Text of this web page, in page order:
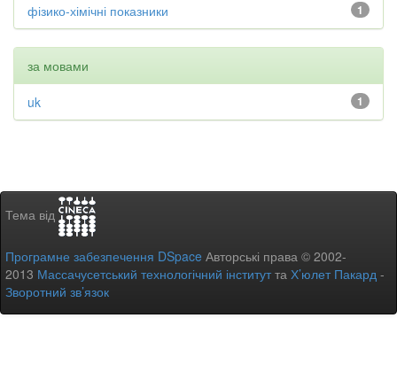
1
фізико-хімічні показники
за мовами
1
uk
Тема від
Програмне забезпечення DSpace Авторські права © 2002-
2013 Массачусетський технологічний інститутта Х’юлет Пакард -
Зворотний зв’язок